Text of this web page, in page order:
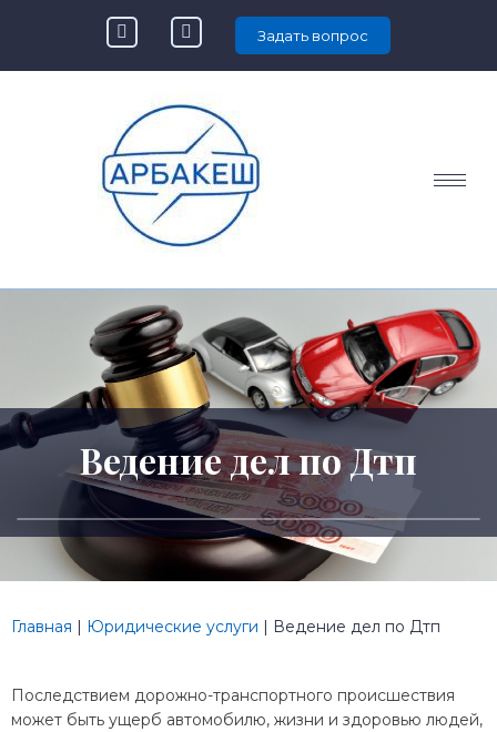
Задать вопрос
Ведение дел по Дтп
Главная | Юридические услуги | Ведение дел по Дтп
Последствием дорожно-транспортного происшествия
может быть ущерб автомобилю, жизни и здоровью людей,